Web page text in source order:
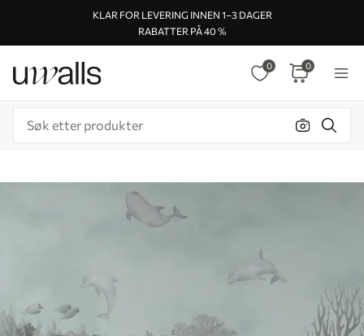
KLAR FOR LEVERING INNEN 1–3 DAGER
RABATTER PÅ 40 %
0 0